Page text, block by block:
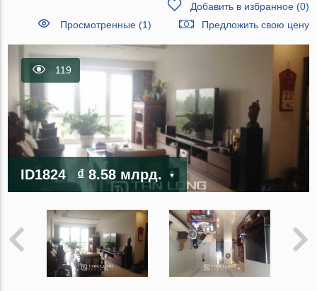
Добавить в избранное(0)
Просмотренные (1)
Предложить свою цену
119
ID1824 ₫ 8.58 млрд.